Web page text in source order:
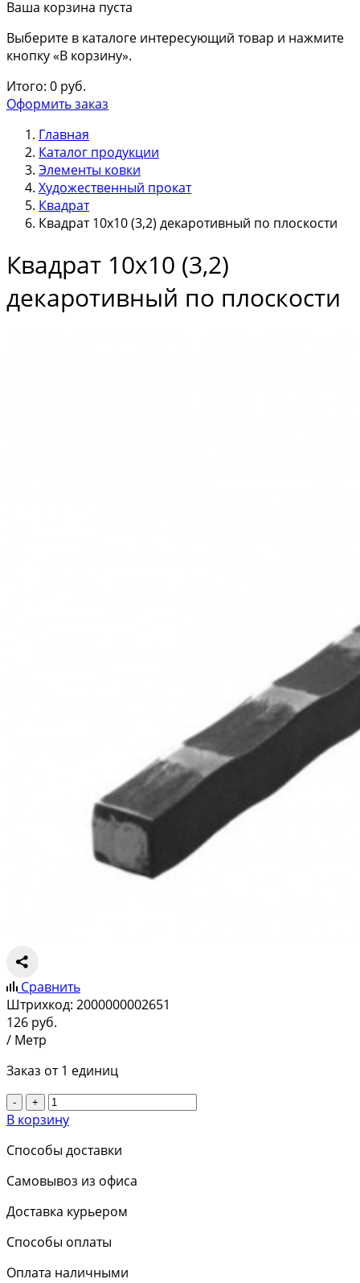
Ваша корзина пуста
Выберите в каталоге интересующий товар и нажмите
кнопку «В корзину».
Итого: 0 руб.
Оформить заказ
Главная
Каталог продукции
Элементы ковки
Художественный прокат
Квадрат
Квадрат 10х10 (3,2) декаротивный по плоскости
Квадрат 10х10 (3,2)
декаротивный по плоскости
Сравнить
Штрихкод: 2000000002651
126 руб.
/ Метр
Заказ от 1 единиц
- +
В корзину
Способы доставки
Самовывоз из офиса
Доставка курьером
Способы оплаты
Оплата наличными